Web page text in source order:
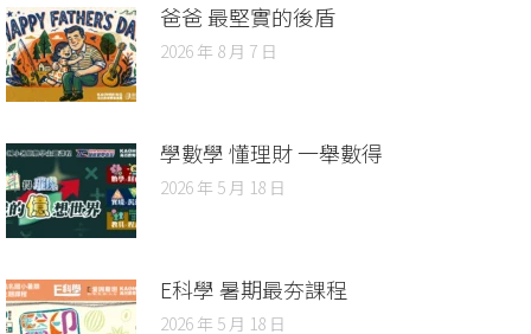
爸爸 最堅實的後盾
2026 年 8 月 7 日
學數學 懂理財 一舉數得
2026 年 5 月 18 日
E科學 暑期最夯課程
2026 年 5 月 18 日